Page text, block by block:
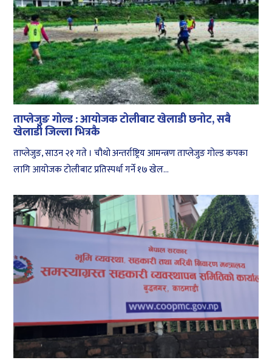
ताप्लेजुङ गोल्ड : आयोजक टोलीबाट खेलाडी छनोट, सबै
खेलाडी जिल्ला भित्रकै
ताप्लेजुङ, साउन २१ गते । चौथो अन्तर्राष्ट्रिय आमन्त्रण ताप्लेजुङ गोल्ड कपका
लागि आयोजक टोलीबाट प्रतिस्पर्धा गर्ने १७ खेल...